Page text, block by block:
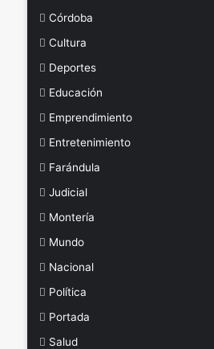
Córdoba
Cultura
Deportes
Educación
Emprendimiento
Entretenimiento
Farándula
Judicial
Montería
Mundo
Nacional
Política
Portada
Salud